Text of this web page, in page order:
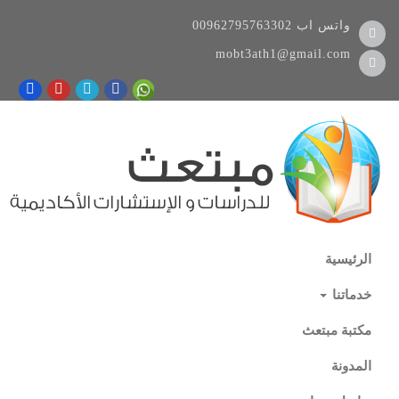
00962795763302 واتس اب
mobt3ath1@gmail.com
الرئيسية
خدماتنا
مكتبة مبتعث
المدونة